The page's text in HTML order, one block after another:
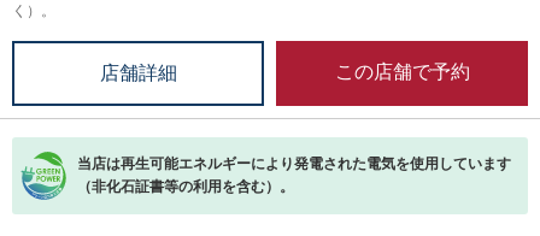
く）。
店舗詳細 この店舗で予約
当店は再生可能エネルギーにより発電された電気を使用しています
（非化石証書等の利用を含む）。